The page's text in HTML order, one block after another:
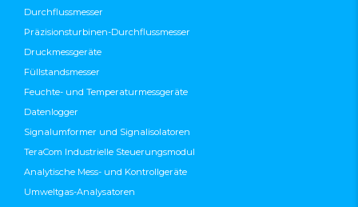
Durchflussmesser
Präzisionsturbinen-Durchflussmesser
Druckmessgeräte
Füllstandsmesser
Feuchte- und Temperaturmessgeräte
Datenlogger
Signalumformer und Signalisolatoren
TeraCom Industrielle Steuerungsmodul
Analytische Mess- und Kontrollgeräte
Umweltgas-Analysatoren